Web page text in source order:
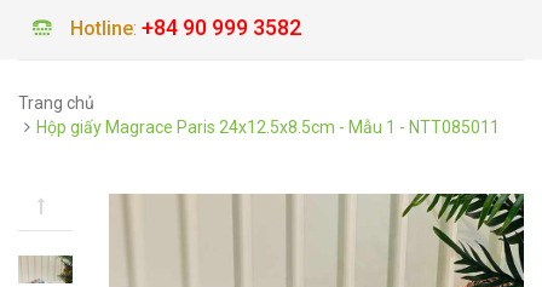
Hotline: +84 90 999 3582
Trang chủ
Hộp giấy Magrace Paris 24x12.5x8.5cm - Mẫu 1 - NTT085011